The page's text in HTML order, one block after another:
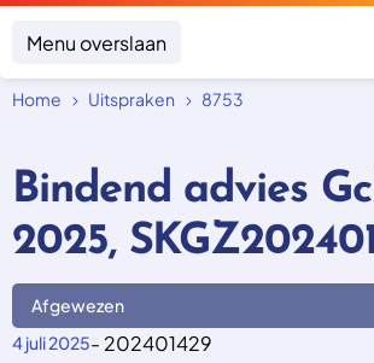
Menu overslaan
Onderwerpen
Zorgverzekering afsluiten
Zorgverzekering betalen
Vergoeding van zorg
Zorg in het buitenland
Nieuw in Nederland
Geen zorgverzekering
Focus en impact
Uitspraken
Trainingen
Home Uitspraken 8753
Bindend advies
2025,
Afgewezen
4 juli 2025- 202401429